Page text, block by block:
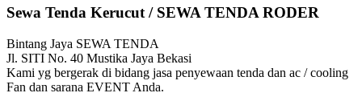
Sewa Tenda Kerucut / SEWA TENDA RODER
Bintang Jaya SEWA TENDA
Jl. SITI No. 40 Mustika Jaya Bekasi
Kami yg bergerak di bidang jasa penyewaan tenda dan ac / cooling
Fan dan sarana EVENT Anda.